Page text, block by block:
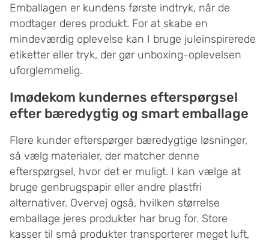
Emballagen er kundens første indtryk, når de
modtager deres produkt. For at skabe en
mindeværdig oplevelse kan I bruge juleinspirerede
etiketter eller tryk, der gør unboxing-oplevelsen
uforglemmelig.
Imødekom kundernes efterspørgsel
efter bæredygtig og smart emballage
Flere kunder efterspørger bæredygtige løsninger,
så vælg materialer, der matcher denne
efterspørgsel, hvor det er muligt. I kan vælge at
bruge genbrugspapir eller andre plastfri
alternativer. Overvej også, hvilken størrelse
emballage jeres produkter har brug for. Store
kasser til små produkter transporterer meget luft,